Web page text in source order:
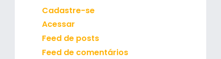
Cadastre-se
Acessar
Feed de posts
Feed de comentários